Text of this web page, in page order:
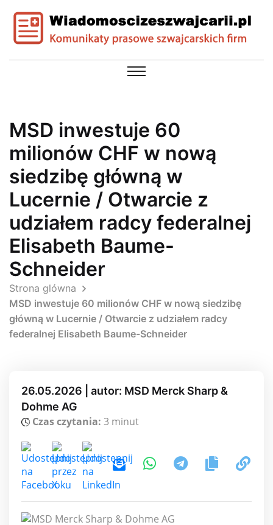
MSD inwestuje 60
milionów CHF w nową
siedzibę główną w
Lucernie / Otwarcie z
udziałem radcy federalnej
Elisabeth Baume-
Schneider
Strona glówna
MSD inwestuje 60 milionów CHF w nową siedzibę
główną w Lucernie / Otwarcie z udziałem radcy
federalnej Elisabeth Baume-Schneider
26.05.2026 | autor: MSD Merck Sharp &
Dohme AG
Czas czytania: 3 minut